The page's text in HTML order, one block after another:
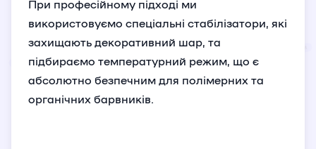
При професійному підході ми
використовуємо спеціальні стабілізатори, які
захищають декоративний шар, та
підбираємо температурний режим, що є
абсолютно безпечним для полімерних та
органічних барвників.